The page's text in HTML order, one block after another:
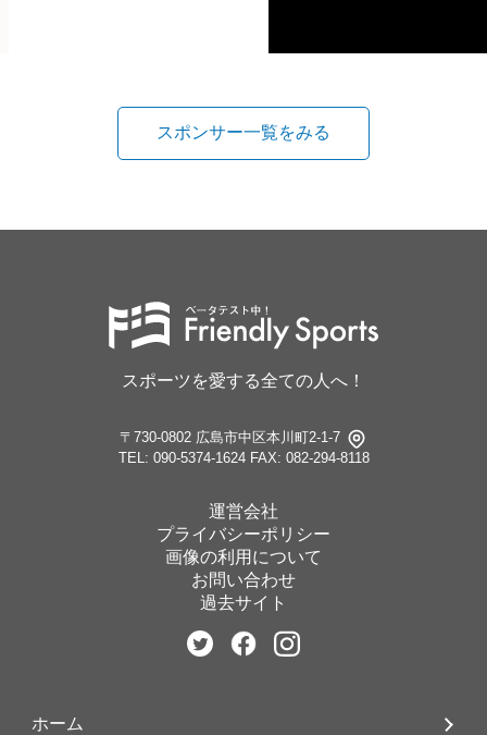
スポンサー一覧をみる
スポーツを愛する全ての人へ！
〒730-0802 広島市中区本川町2-1-7
TEL: 090-5374-1624 FAX: 082-294-8118
運営会社
プライバシーポリシー
画像の利用について
お問い合わせ
過去サイト
ホーム